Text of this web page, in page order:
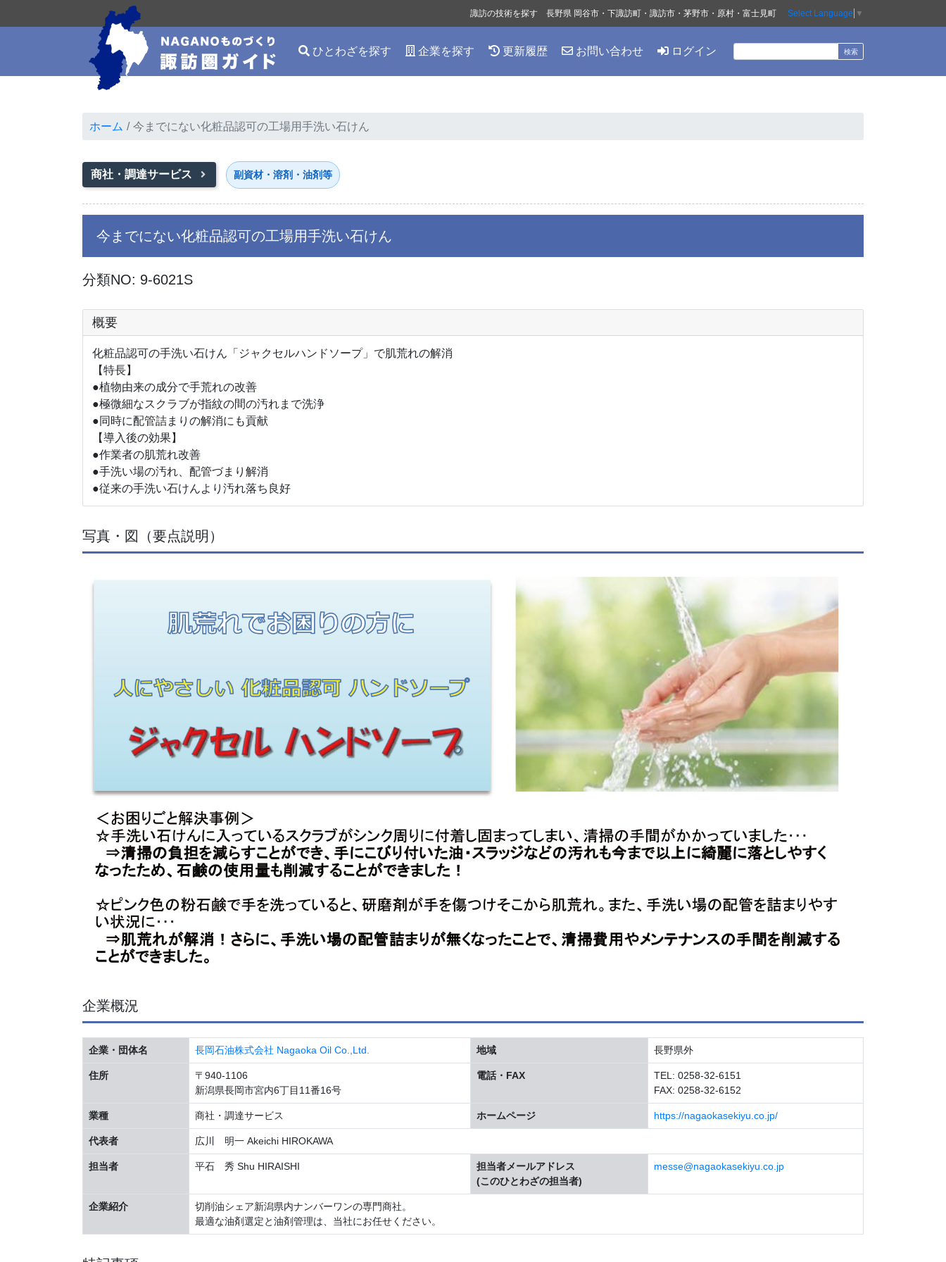
ひとわざを探す 企業を探す 更新履歴 お問い合わせ ログイン
諏訪の技術を探す 長野県 岡谷市・下諏訪町・諏訪市・茅野市・原村・富士見町 Select Language ▼
ホーム 今までにない化粧品認可の工場用手洗い石けん
商社・調達サービス 副資材・溶剤・油剤等
今までにない化粧品認可の工場用手洗い石けん
分類NO: 9-6021S
概要
化粧品認可の手洗い石けん「ジャクセルハンドソープ」で肌荒れの解消
【特長】
●植物由来の成分で手荒れの改善
●極微細なスクラブが指紋の間の汚れまで洗浄
●同時に配管詰まりの解消にも貢献
【導入後の効果】
●作業者の肌荒れ改善
●手洗い場の汚れ、配管づまり解消
●従来の手洗い石けんより汚れ落ち良好
写真・図（要点説明）
企業概況
企業・団体名 長岡石油株式会社 Nagaoka Oil Co.,Ltd. 地域 長野県外
住所
〒940-1106
新潟県長岡市宮内6丁目11番16号
電話・FAX
TEL: 0258-32-6151
FAX: 0258-32-6152
業種 商社・調達サービス ホームページ https://nagaokasekiyu.co.jp/
代表者 広川 明一 Akeichi HIROKAWA
担当者 平石 秀 Shu HIRAISHI
担当者メールアドレス
(このひとわざの担当者)
messe@nagaokasekiyu.co.jp
企業紹介
切削油シェア新潟県内ナンバーワンの専門商社。
最適な油剤選定と油剤管理は、当社にお任せください。